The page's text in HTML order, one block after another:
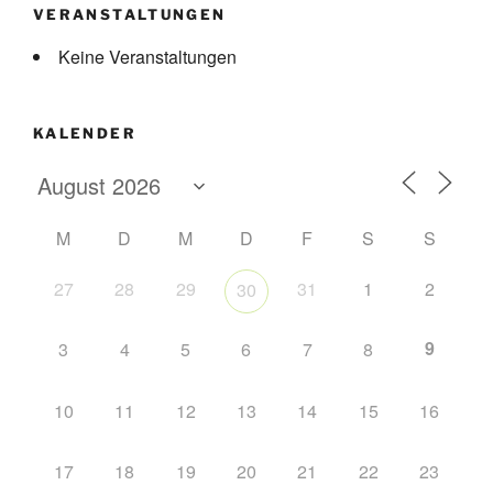
VERANSTALTUNGEN
Keine Veranstaltungen
KALENDER
M D M D F S
S
27
28 29 30 31 1 2
3 4 5 6 7 8 9
10 11 12 13 14 15 16
17 18 19 20 21 22 23